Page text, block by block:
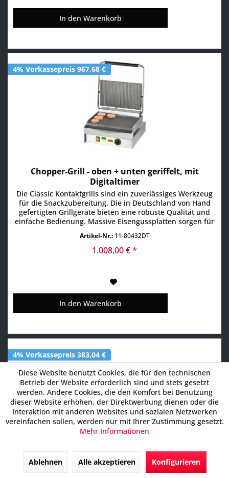
In den Warenkorb
4% Vorkassepreis 967,68 €
Chopper-Grill - oben + unten geriffelt, mit
Digitaltimer
Die Classic Kontaktgrills sind ein zuverlässiges Werkzeug
für die Snackzubereitung. Die in Deutschland von Hand
gefertigten Grillgeräte bieten eine robuste Qualität und
einfache Bedienung. Massive Eisengussplatten sorgen für
schnelle Zubereitung und das perfekte Grillmuster auf
den Speisen. Die Platten aus klassischem...
Artikel-Nr.:11-80432DT
1.008,00 € *
In den Warenkorb
4% Vorkassepreis 383,04 €
Frittierpfanne - für Gas-Kombi-Bräter 3
Diese Website benutzt Cookies, die für den technischen
Betrieb der Website erforderlich sind und stets gesetzt
werden. Andere Cookies, die den Komfort bei Benutzung
dieser Website erhöhen, der Direktwerbung dienen oder die
Interaktion mit anderen Websites und sozialen Netzwerken
vereinfachen sollen, werden nur mit Ihrer Zustimmung gesetzt.
Mehr Informationen
Ablehnen Alle akzeptieren Konfigurieren